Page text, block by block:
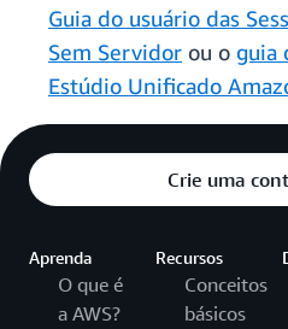
Guia do usuário das
Sem Servidor ou o guia
Estúdio Unificado
Crie uma
Aprenda
O que é
a AWS?
Recursos
Conceitos
básicos